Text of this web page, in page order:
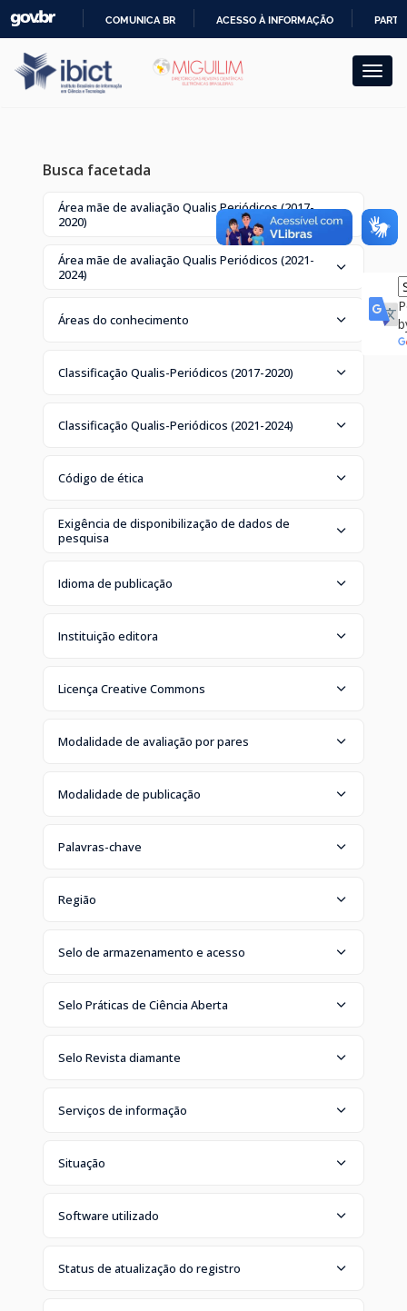
navigation
PARA
O
COMUNICA BR ACESSO À INFORMAÇÃO
Busca facetada
Área mãe de avaliação Qualis Periódicos (2017-
2020)
Área mãe de avaliação Qualis Periódicos (2021-
2024)
Áreas do conhecimento
Classificação Qualis-Periódicos (2017-2020)
Classificação Qualis-Periódicos (2021-2024)
Código de ética
Exigência de disponibilização de dados de
pesquisa
Idioma de publicação
Instituição editora
Licença Creative Commons
Modalidade de avaliação por pares
Modalidade de publicação
Palavras-chave
Região
Selo de armazenamento e acesso
Selo Práticas de Ciência Aberta
Selo Revista diamante
Serviços de informação
Situação
Software utilizado
Status de atualização do registro